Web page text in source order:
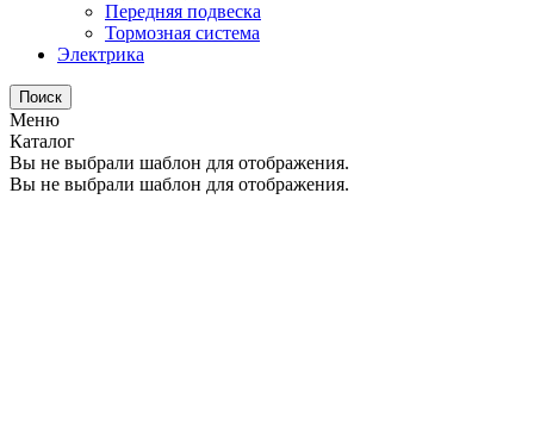
Передняя подвеска
Тормозная система
Электрика
Поиск
Меню
Каталог
Вы не выбрали шаблон для отображения.
Вы не выбрали шаблон для отображения.